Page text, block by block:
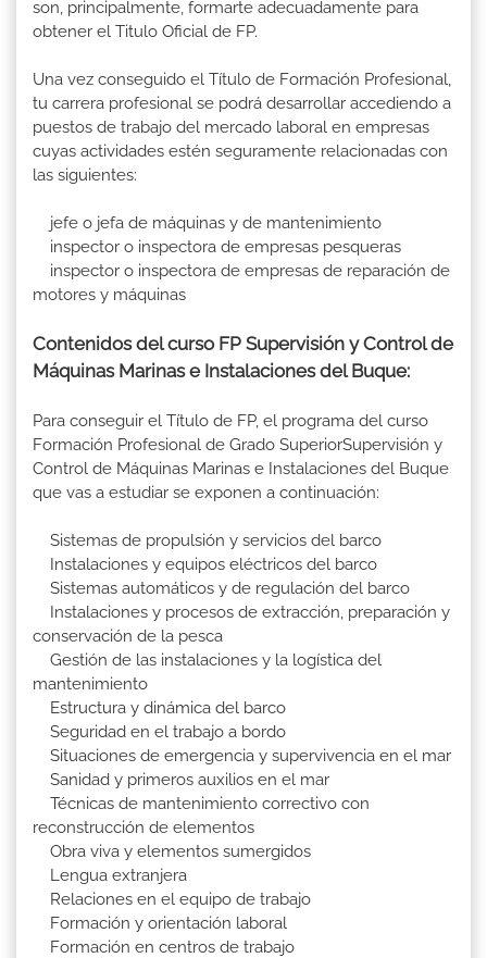
son, principalmente, formarte adecuadamente para
obtener el Titulo Oficial de FP.
Una vez conseguido el Título de Formación Profesional,
tu carrera profesional se podrá desarrollar accediendo a
puestos de trabajo del mercado laboral en empresas
cuyas actividades estén seguramente relacionadas con
las siguientes:
jefe o jefa de máquinas y de mantenimiento
inspector o inspectora de empresas pesqueras
inspector o inspectora de empresas de reparación de
motores y máquinas
Contenidos del curso FP Supervisión y Control de
Máquinas Marinas e Instalaciones del Buque:
Para conseguir el Título de FP, el programa del curso
Formación Profesional de Grado SuperiorSupervisión y
Control de Máquinas Marinas e Instalaciones del Buque
que vas a estudiar se exponen a continuación:
Sistemas de propulsión y servicios del barco
Instalaciones y equipos eléctricos del barco
Sistemas automáticos y de regulación del barco
Instalaciones y procesos de extracción, preparación y
conservación de la pesca
Gestión de las instalaciones y la logística del
mantenimiento
Estructura y dinámica del barco
Seguridad en el trabajo a bordo
Situaciones de emergencia y supervivencia en el mar
Sanidad y primeros auxilios en el mar
Técnicas de mantenimiento correctivo con
reconstrucción de elementos
Obra viva y elementos sumergidos
Lengua extranjera
Relaciones en el equipo de trabajo
Formación y orientación laboral
Formación en centros de trabajo